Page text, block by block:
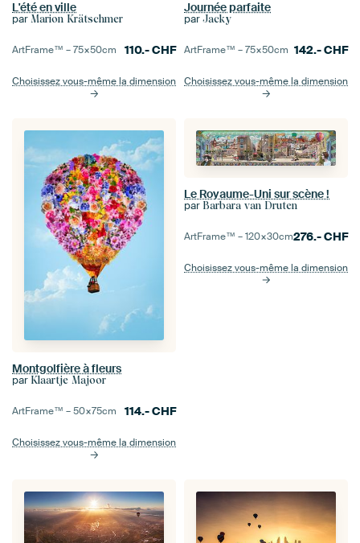
L'été en ville
par Marion Krätschmer
ArtFrame™ –75×50cm 110.-CHF
Choisissez vous-même la dimension
Journée parfaite
par Jacky
ArtFrame™ –75×50cm 142.-CHF
Choisissez vous-même la dimension
Montgolfière à fleurs
par Klaartje Majoor
ArtFrame™ –50×75cm 114.-CHF
Choisissez vous-même la dimension
Le Royaume-Uni sur scène !
par Barbara van Druten
ArtFrame™ –120×30cm276.-CHF
Choisissez vous-même la dimension